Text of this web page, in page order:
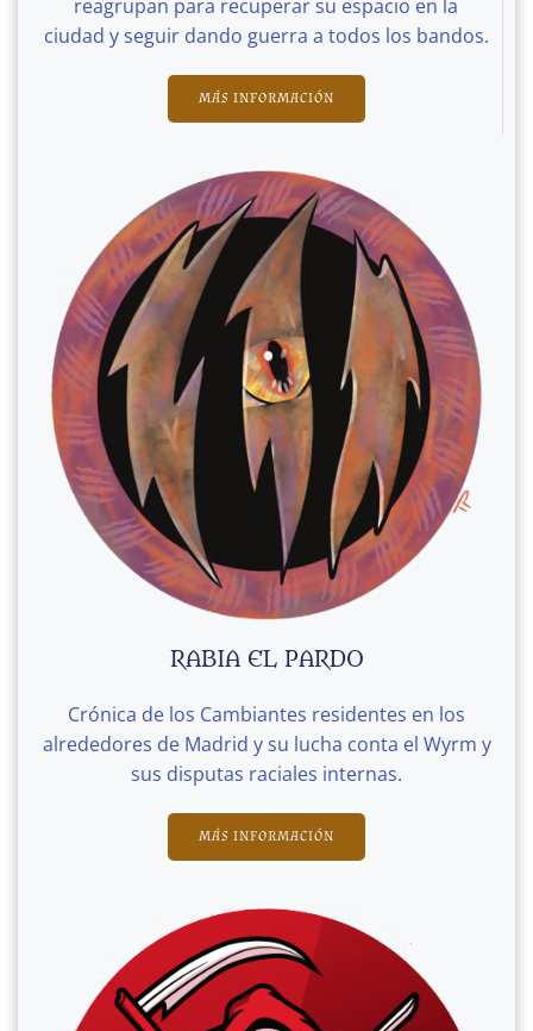
reagrupan para recuperar su espacio en la
ciudad y seguir dando guerra a todos los bandos.
MÁS INFORMACIÓN
RABIA EL PARDO
Crónica de los Cambiantes residentes en los
alrededores de Madrid y su lucha conta el Wyrm y
sus disputas raciales internas.
MÁS INFORMACIÓN